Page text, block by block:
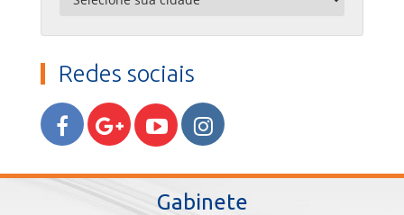
Redes sociais
Gabinete